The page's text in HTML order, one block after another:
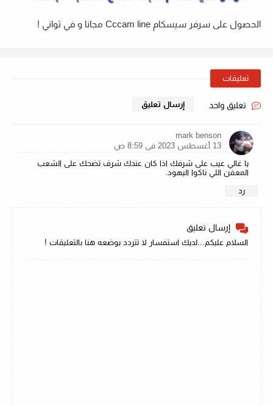
الحصول على سرفر سيسكام Cccam line مجانا و في ثواني !
تعليقات
تعليق واحد إرسال تعليق
mark benson
13 أغسطس 2023 في 8:59 ص
يا غالي عيب على شرفك اذا كان عندك شرف تضحك على الشعب
المعفن اللي ناكوا اليهود.
رد
إرسال تعليق
السلام عليكم...لديك استفسار لا تتردد بوضعه هنا بالتعليقات !